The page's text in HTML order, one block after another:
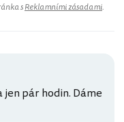
sReklamními zásadami.
pár hodin. Dáme